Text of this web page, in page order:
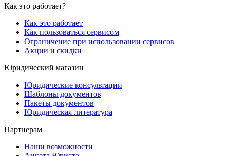
Как это работает?
Как это работает
Как пользоваться сервисом
Ограничение при использовании сервисов
Акции и скидки
Юридический магазин
Юридические консультации
Шаблоны документов
Пакеты документов
Юридическая литература
Партнерам
Наши возможности